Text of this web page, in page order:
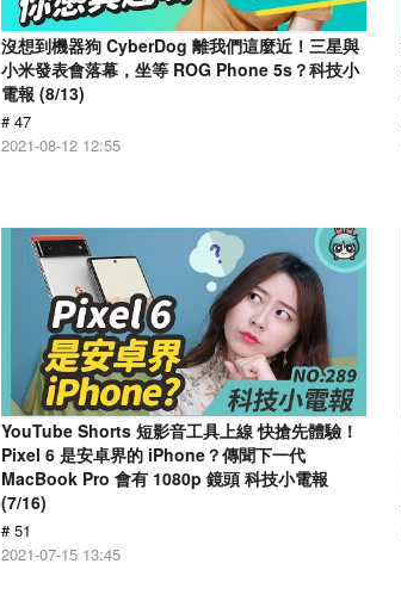
沒想到機器狗 CyberDog 離我們這麼近！三星與
小米發表會落幕，坐等 ROG Phone 5s？科技小
電報 (8/13)
# 47
2021-08-12 12:55
YouTube Shorts 短影音工具上線 快搶先體驗！
Pixel 6 是安卓界的 iPhone？傳聞下一代
MacBook Pro 會有 1080p 鏡頭 科技小電報
(7/16)
# 51
2021-07-15 13:45